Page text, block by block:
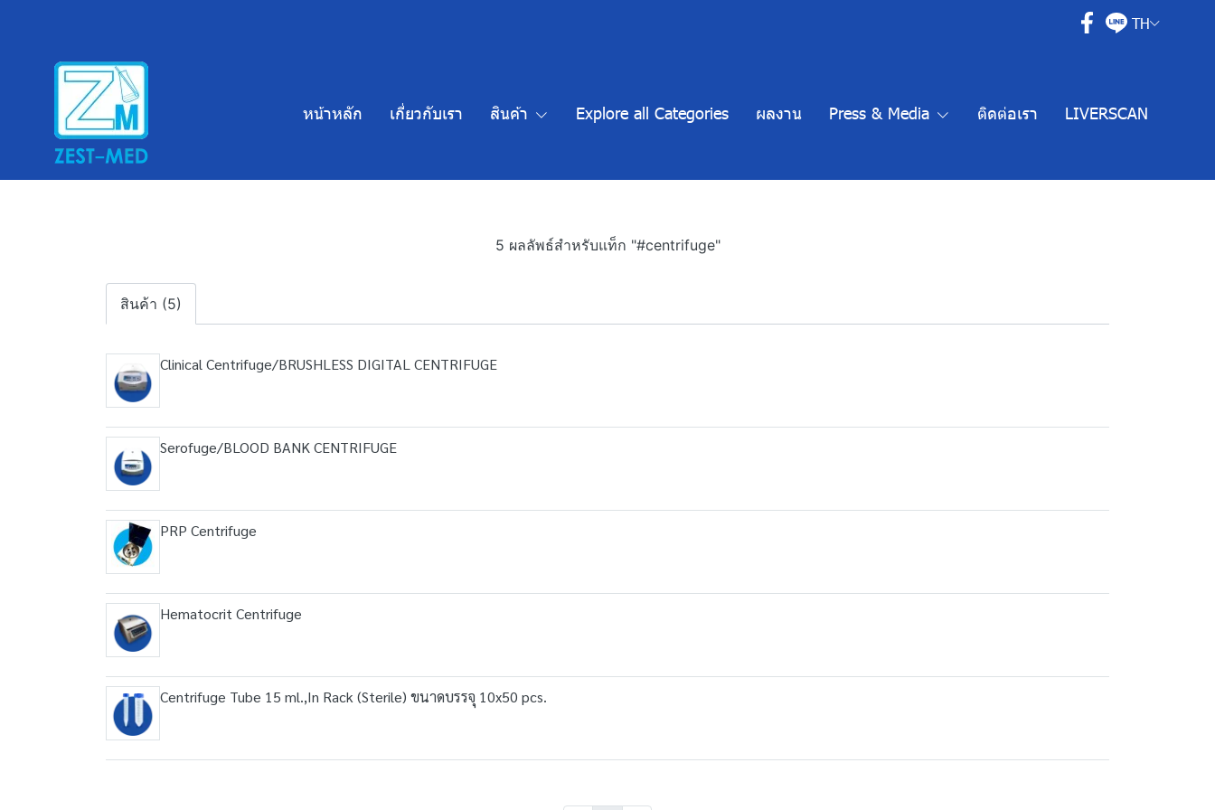
TH
หน้าหลัก เกี่ยวกับเรา สินค้า Explore all Categories ผลงาน Press & Media ติดต่อเรา LIVERSCAN
5 ผลลัพธ์สำหรับแท็ก "#centrifuge"
สินค้า (5)
Clinical Centrifuge/BRUSHLESS DIGITAL CENTRIFUGE
Serofuge/BLOOD BANK CENTRIFUGE
PRP Centrifuge
Hematocrit Centrifuge
Centrifuge Tube 15 ml.,In Rack (Sterile) ขนาดบรรจุ 10x50 pcs.